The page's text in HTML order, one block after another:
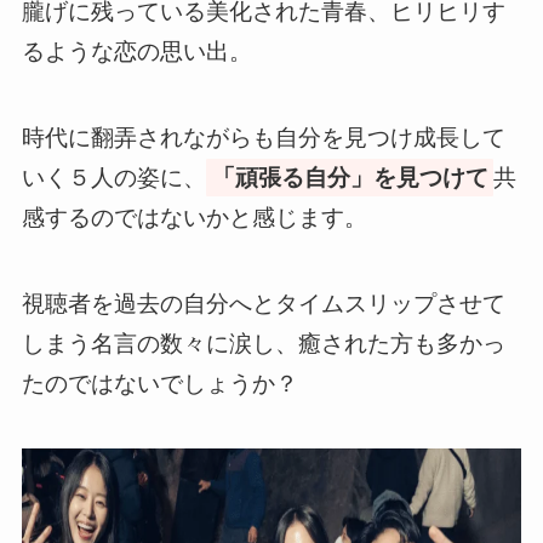
朧げに残っている美化された青春、ヒリヒリす
るような恋の思い出。
時代に翻弄されながらも自分を見つけ成長して
いく５人の姿に、
「頑張る自分」を見つけて 共
感するのではないかと感じます。
視聴者を過去の自分へとタイムスリップさせて
しまう名言の数々に涙し、癒された方も多かっ
たのではないでしょうか？